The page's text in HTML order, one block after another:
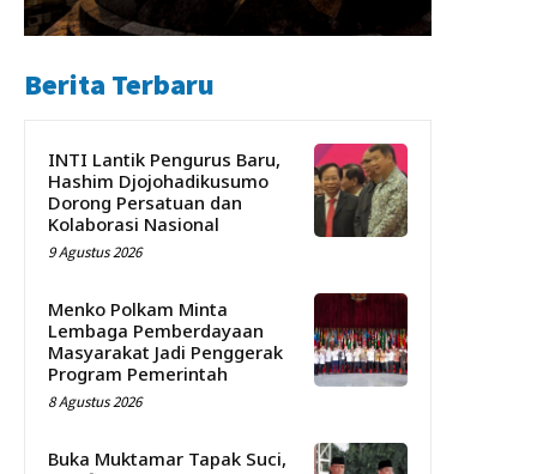
Berita Terbaru
INTI Lantik Pengurus Baru,
Hashim Djojohadikusumo
Dorong Persatuan dan
Kolaborasi Nasional
9 Agustus 2026
Menko Polkam Minta
Lembaga Pemberdayaan
Masyarakat Jadi Penggerak
Program Pemerintah
8 Agustus 2026
Buka Muktamar Tapak Suci,